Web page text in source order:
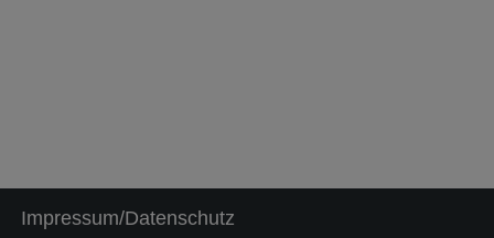
Impressum/Datenschutz